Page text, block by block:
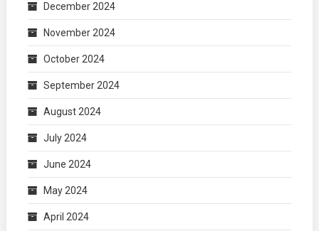
December 2024
November 2024
October 2024
September 2024
August 2024
July 2024
June 2024
May 2024
April 2024